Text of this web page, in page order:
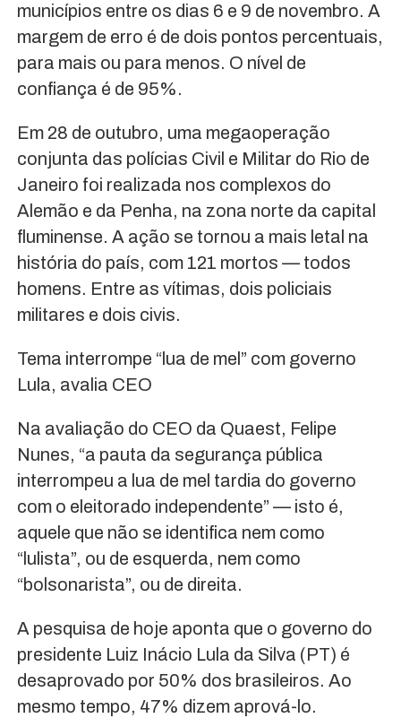
municípios entre os dias 6 e 9 de novembro. A
margem de erro é de dois pontos percentuais,
para mais ou para menos. O nível de
confiança é de 95%.
Em 28 de outubro, uma megaoperação
conjunta das polícias Civil e Militar do Rio de
Janeiro foi realizada nos complexos do
Alemão e da Penha, na zona norte da capital
fluminense. A ação se tornou a mais letal na
história do país, com 121 mortos — todos
homens. Entre as vítimas, dois policiais
militares e dois civis.
Tema interrompe “lua de mel” com governo
Lula, avalia CEO
Na avaliação do CEO da Quaest, Felipe
Nunes, “a pauta da segurança pública
interrompeu a lua de mel tardia do governo
com o eleitorado independente” — isto é,
aquele que não se identifica nem como
“lulista”, ou de esquerda, nem como
“bolsonarista”, ou de direita.
A pesquisa de hoje aponta que o governo do
presidente Luiz Inácio Lula da Silva (PT) é
desaprovado por 50% dos brasileiros. Ao
mesmo tempo, 47% dizem aprová-lo.